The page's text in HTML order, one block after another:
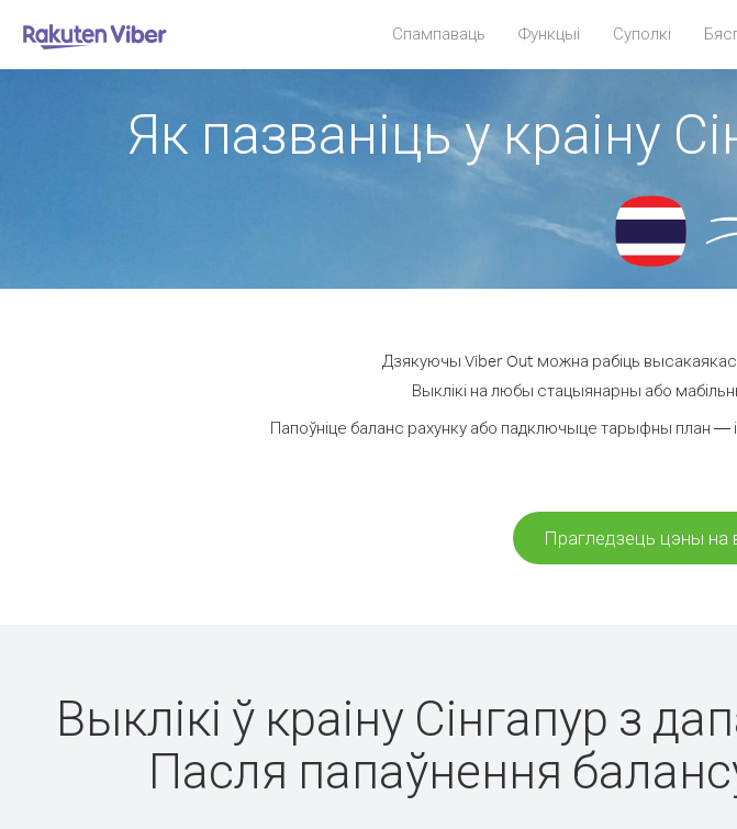
Спампаваць Функцыі Суполкі
Як пазваніць у краіну
Дзякуючы Viber Out можна рабіць
Выклікі на любы стацыянарны або
Папоўніце баланс рахунку або падключыце тарыфны план — і
Прагледзець цэны на
Выклікі ў краіну Сінгапур з
Пасля папаўнення